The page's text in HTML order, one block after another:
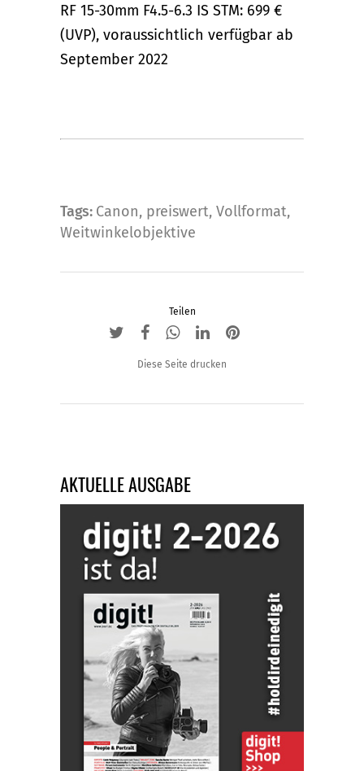
RF 15-30mm F4.5-6.3 IS STM: 699 €
(UVP), voraussichtlich verfügbar ab
September 2022
Tags: Canon, preiswert, Vollformat,
Weitwinkelobjektive
Teilen
Diese Seite drucken
AKTUELLE AUSGABE